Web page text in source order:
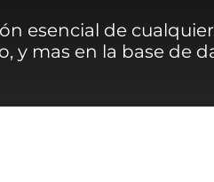
esencial de
y mas en la base de